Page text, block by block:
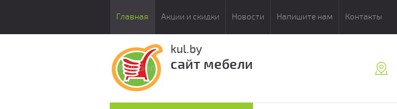
Главная Акции и скидки Новости Напишите нам Контакты
kul.by
сайт мебели